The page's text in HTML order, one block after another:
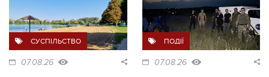
СУСПІЛЬСТВО
07.08.26
ПОДІЇ
07.08.26